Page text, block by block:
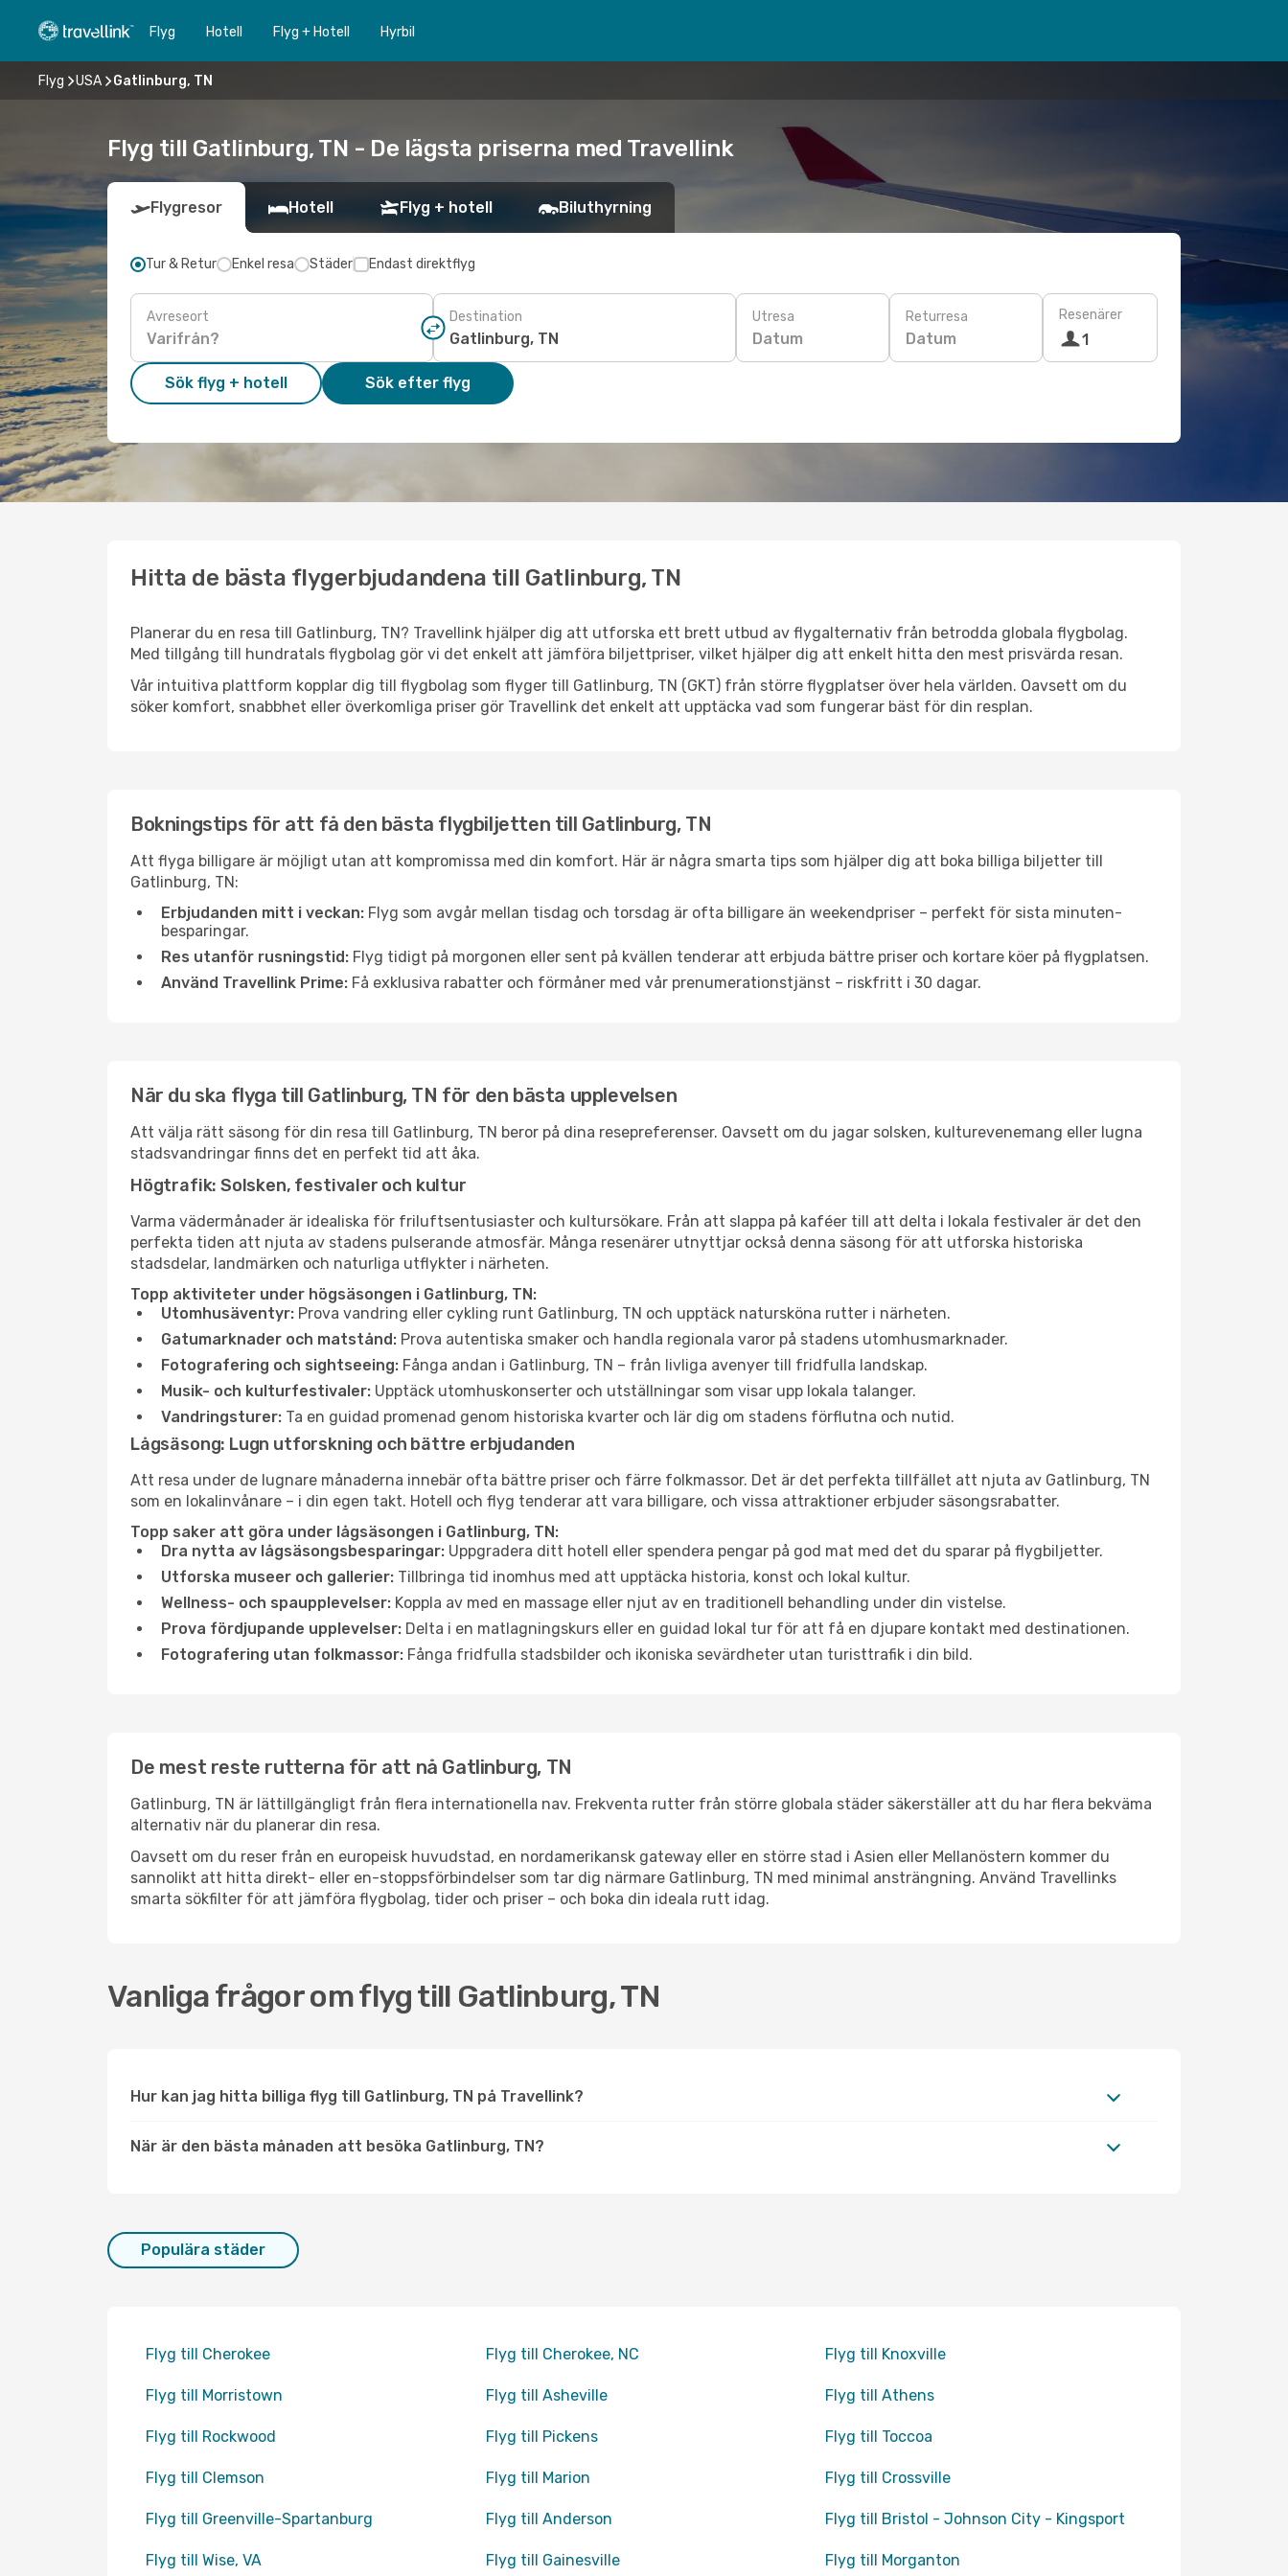
Flyg Hotell Flyg + Hotell Hyrbil
Flyg USA Gatlinburg, TN
Flyg till Gatlinburg, TN - De lägsta priserna med Travellink
Flygresor Hotell Flyg + hotell Biluthyrning
Tur & Retur Enkel resa Städer Endast direktflyg
Avreseort Destination Utresa
Datum
Returresa
Datum
Resenärer
1
Sök flyg + hotell Sök efter flyg
Hitta de bästa flygerbjudandena till Gatlinburg, TN
Planerar du en resa till Gatlinburg, TN? Travellink hjälper dig att utforska ett brett utbud av flygalternativ från betrodda globala flygbolag.
Med tillgång till hundratals flygbolag gör vi det enkelt att jämföra biljettpriser, vilket hjälper dig att enkelt hitta den mest prisvärda resan.
Vår intuitiva plattform kopplar dig till flygbolag som flyger till Gatlinburg, TN (GKT) från större flygplatser över hela världen. Oavsett om du
söker komfort, snabbhet eller överkomliga priser gör Travellink det enkelt att upptäcka vad som fungerar bäst för din resplan.
Bokningstips för att få den bästa flygbiljetten till Gatlinburg, TN
Att flyga billigare är möjligt utan att kompromissa med din komfort. Här är några smarta tips som hjälper dig att boka billiga biljetter till
Gatlinburg, TN:
Erbjudanden mitt i veckan: Flyg som avgår mellan tisdag och torsdag är ofta billigare än weekendpriser – perfekt för sista minuten-
besparingar.
Res utanför rusningstid: Flyg tidigt på morgonen eller sent på kvällen tenderar att erbjuda bättre priser och kortare köer på flygplatsen.
Använd Travellink Prime: Få exklusiva rabatter och förmåner med vår prenumerationstjänst – riskfritt i 30 dagar.
När du ska flyga till Gatlinburg, TN för den bästa upplevelsen
Att välja rätt säsong för din resa till Gatlinburg, TN beror på dina resepreferenser. Oavsett om du jagar solsken, kulturevenemang eller lugna
stadsvandringar finns det en perfekt tid att åka.
Högtrafik: Solsken, festivaler och kultur
Varma vädermånader är idealiska för friluftsentusiaster och kultursökare. Från att slappa på kaféer till att delta i lokala festivaler är det den
perfekta tiden att njuta av stadens pulserande atmosfär. Många resenärer utnyttjar också denna säsong för att utforska historiska
stadsdelar, landmärken och naturliga utflykter i närheten.
Topp aktiviteter under högsäsongen i Gatlinburg, TN:
Utomhusäventyr: Prova vandring eller cykling runt Gatlinburg, TN och upptäck natursköna rutter i närheten.
Gatumarknader och matstånd: Prova autentiska smaker och handla regionala varor på stadens utomhusmarknader.
Fotografering och sightseeing: Fånga andan i Gatlinburg, TN – från livliga avenyer till fridfulla landskap.
Musik- och kulturfestivaler: Upptäck utomhuskonserter och utställningar som visar upp lokala talanger.
Vandringsturer: Ta en guidad promenad genom historiska kvarter och lär dig om stadens förflutna och nutid.
Lågsäsong: Lugn utforskning och bättre erbjudanden
Att resa under de lugnare månaderna innebär ofta bättre priser och färre folkmassor. Det är det perfekta tillfället att njuta av Gatlinburg, TN
som en lokalinvånare – i din egen takt. Hotell och flyg tenderar att vara billigare, och vissa attraktioner erbjuder säsongsrabatter.
Topp saker att göra under lågsäsongen i Gatlinburg, TN:
Dra nytta av lågsäsongsbesparingar: Uppgradera ditt hotell eller spendera pengar på god mat med det du sparar på flygbiljetter.
Utforska museer och gallerier: Tillbringa tid inomhus med att upptäcka historia, konst och lokal kultur.
Wellness- och spaupplevelser: Koppla av med en massage eller njut av en traditionell behandling under din vistelse.
Prova fördjupande upplevelser: Delta i en matlagningskurs eller en guidad lokal tur för att få en djupare kontakt med destinationen.
Fotografering utan folkmassor: Fånga fridfulla stadsbilder och ikoniska sevärdheter utan turisttrafik i din bild.
De mest reste rutterna för att nå Gatlinburg, TN
Gatlinburg, TN är lättillgängligt från flera internationella nav. Frekventa rutter från större globala städer säkerställer att du har flera bekväma
alternativ när du planerar din resa.
Oavsett om du reser från en europeisk huvudstad, en nordamerikansk gateway eller en större stad i Asien eller Mellanöstern kommer du
sannolikt att hitta direkt- eller en-stoppsförbindelser som tar dig närmare Gatlinburg, TN med minimal ansträngning. Använd Travellinks
smarta sökfilter för att jämföra flygbolag, tider och priser – och boka din ideala rutt idag.
Vanliga frågor om flyg till Gatlinburg, TN
Hur kan jag hitta billiga flyg till Gatlinburg, TN på Travellink?
När är den bästa månaden att besöka Gatlinburg, TN?
Populära städer
Flyg till Cherokee Flyg till Cherokee, NC Flyg till Knoxville
Flyg till Morristown Flyg till Asheville Flyg till Athens
Flyg till Rockwood Flyg till Pickens Flyg till Toccoa
Flyg till Clemson Flyg till Marion Flyg till Crossville
Flyg till Greenville-Spartanburg Flyg till Anderson Flyg till Bristol - Johnson City - Kingsport
Flyg till Wise, VA Flyg till Gainesville Flyg till Morganton